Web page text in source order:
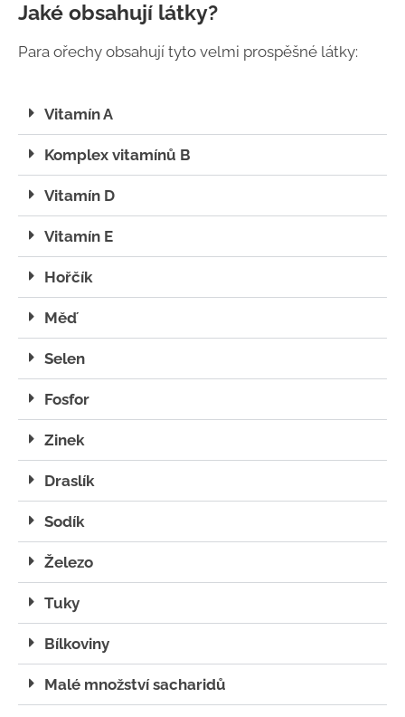
Jaké obsahují látky?
Para ořechy obsahují tyto velmi prospěšné látky:
Vitamín A
Komplex vitamínů B
Vitamín D
Vitamín E
Hořčík
Měď
Selen
Fosfor
Zinek
Draslík
Sodík
Železo
Tuky
Bílkoviny
Malé množství sacharidů